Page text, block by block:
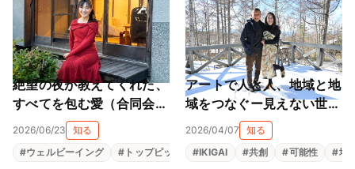
絶望の夜が教えてくれた、
すべてを包む愛（合同会社
太陽と虹 柳本陽子）
2026/06/23
知る
#ウェルビーイング # トップピックアップ # メンタルヘルス # 生きが
アートで人と人、地域と地
域をつなぐー見えない世界
を見える形にする平和への
祈り（一般社団法人アート
ピースジャパン 矢崎千
2026/04/07
知る
#IKIGAI #共創 #可能性 #地